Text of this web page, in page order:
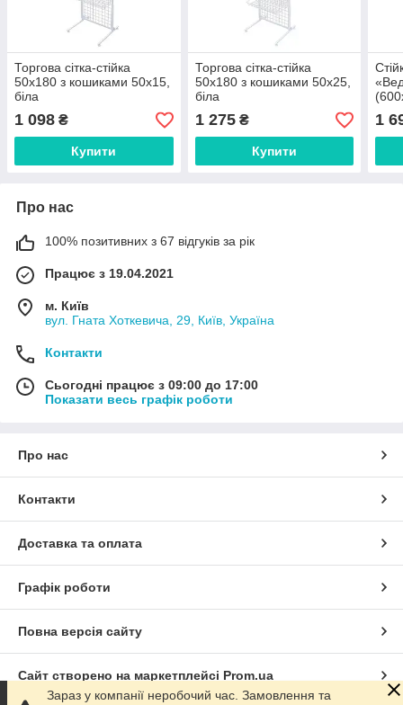
Торгова сітка-стійка
50х180 з кошиками 50х15,
біла
1 098 ₴
Купити
Торгова сітка-стійка
50х180 з кошиками 50х25,
біла
1 275₴
Купити
1
Про нас
100% позитивних з 67 відгуків за рік
Працює з 19.04.2021
м. Київ
вул. Гната Хоткевича, 29, Київ, Україна
Контакти
Сьогодні працює з 09:00 до 17:00
Показати весь графік роботи
Про нас
Контакти
Доставка та оплата
Графік роботи
Повна версія сайту
Сайт створено на маркетплейсі Prom.ua
Зараз у компанії неробочий час. Замовлення та